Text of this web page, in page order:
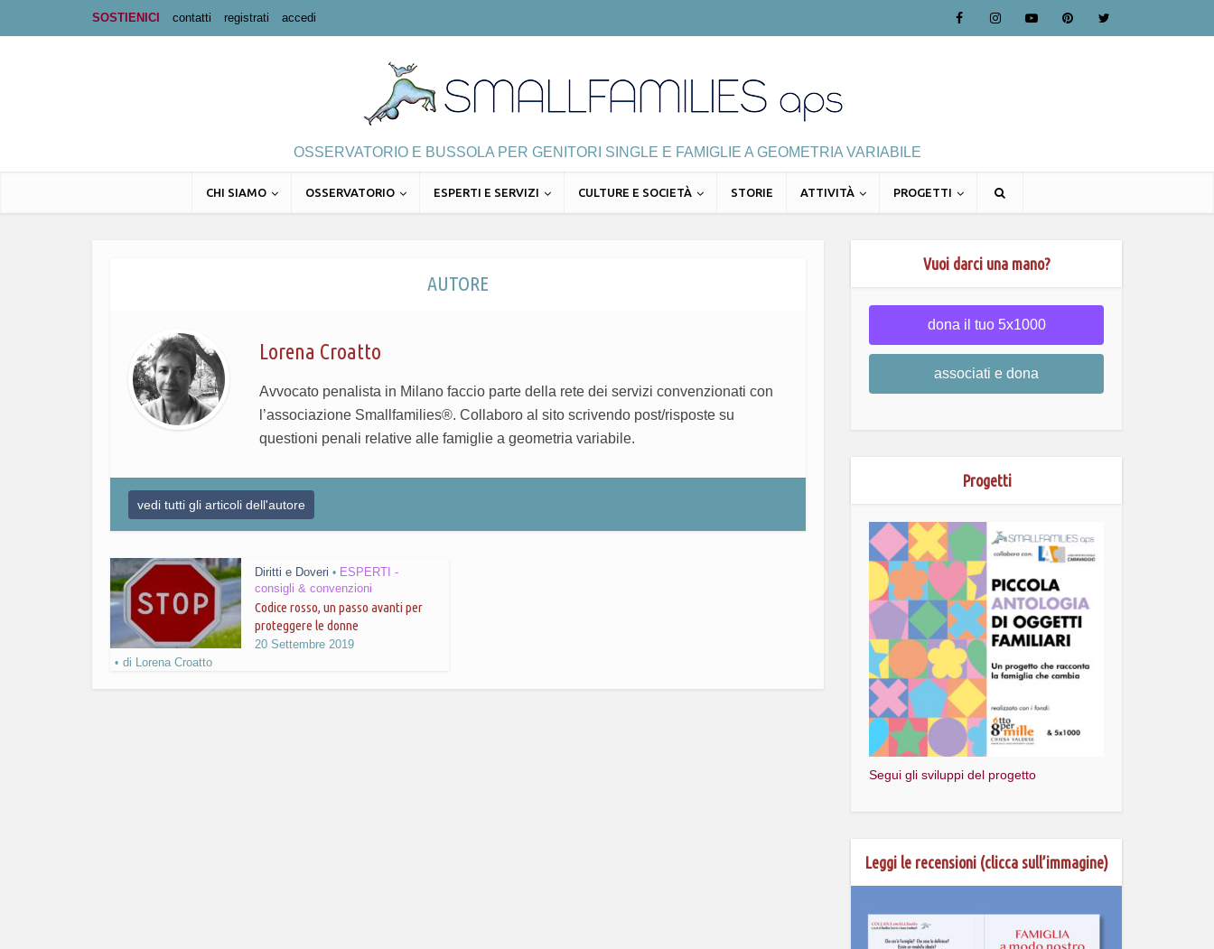
SOSTIENICI contatti registrati accedi
OSSERVATORIO E BUSSOLA PER GENITORI SINGLE E FAMIGLIE A GEOMETRIA VARIABILE
CHI SIAMO OSSERVATORIO ESPERTI E SERVIZI CULTURE E SOCIETÀ STORIE ATTIVITÀ PROGETTI
AUTORE
Lorena Croatto
Avvocato penalista in Milano faccio parte della rete dei servizi convenzionati con
l’associazione Smallfamilies®. Collaboro al sito scrivendo post/risposte su
questioni penali relative alle famiglie a geometria variabile.
vedi tutti gli articoli dell'autore
Diritti e Doveri • ESPERTI -
consigli & convenzioni
Codice rosso, un passo avanti per
proteggere le donne
20 Settembre 2019
di Lorena Croatto
Vuoi darci una mano?
dona il tuo 5x1000
associati e dona
Progetti
Segui gli sviluppi del progetto
Leggi le recensioni (clicca sull’immagine)